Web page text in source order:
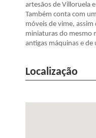
artesãos de Villoruela
Também conta com
móveis de vime,
miniaturas do mesmo
antigas máquinas e
Localização